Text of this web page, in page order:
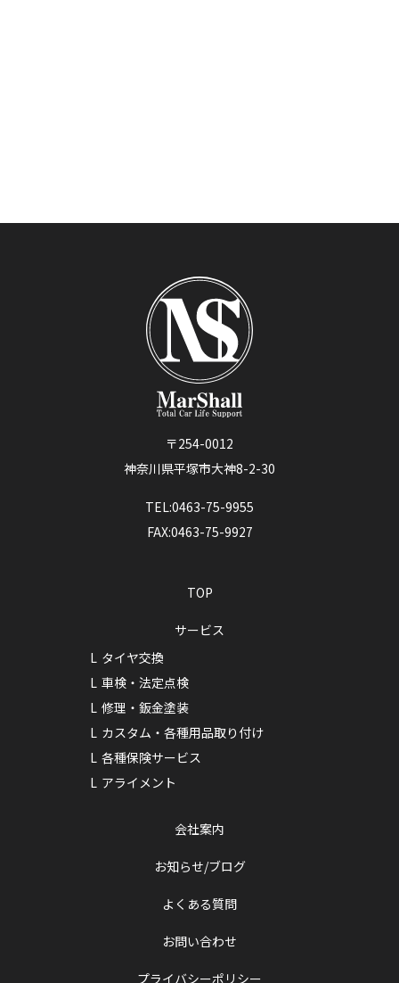
〒254-0012
神奈川県平塚市大神8-2-30
TEL:0463-75-9955
FAX:0463-75-9927
TOP
サービス
タイヤ交換
車検・法定点検
修理・鈑金塗装
カスタム・各種用品取り付け
各種保険サービス
アライメント
会社案内
お知らせ/ブログ
よくある質問
お問い合わせ
プライバシーポリシー